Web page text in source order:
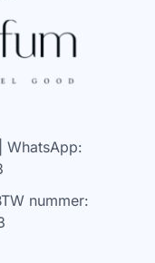
WhatsApp:
nummer: